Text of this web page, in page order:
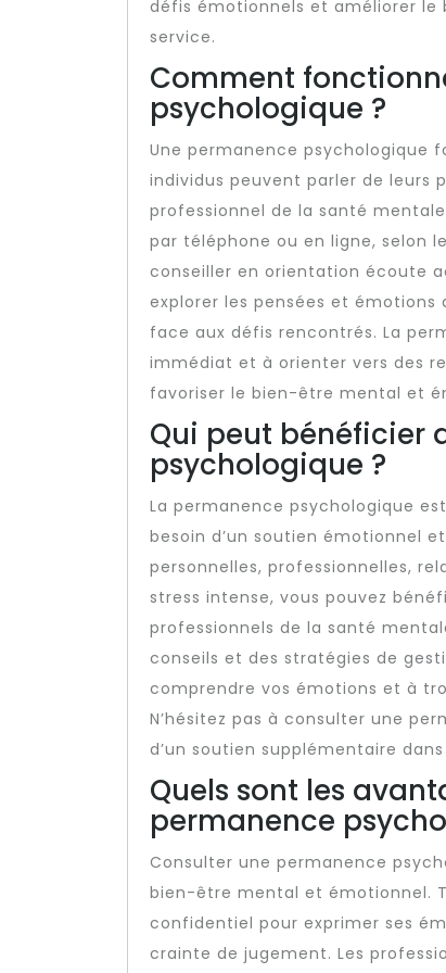
défis émotionnels et améliorer
service.
Comment
psychologique ?
Une permanence psychologique
individus peuvent parler de leurs
professionnel de la santé
par téléphone ou en ligne, selon
conseiller en orientation écoute
explorer les pensées et
face aux défis rencontrés. La
immédiat et à orienter vers des
favoriser le bien-être mental et
Qui peut bénéficier
psychologique ?
La permanence psychologique
besoin d’un soutien émotionnel
personnelles, professionnelles,
stress intense, vous pouvez
professionnels de la santé
conseils et des stratégies de
comprendre vos émotions et à
N’hésitez pas à consulter une
d’un soutien supplémentaire
Quels sont les
permanence
Consulter une permanence
bien-être mental et émotionnel.
confidentiel pour exprimer ses
crainte de jugement. Les